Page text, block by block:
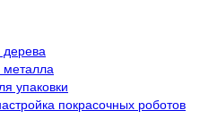
упаковки
покрасочных роботов